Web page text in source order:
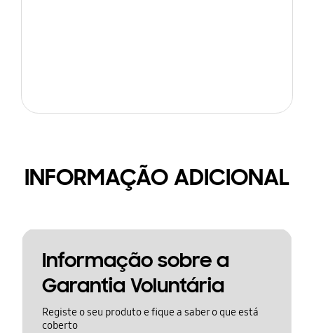
INFORMAÇÃO ADICIONAL
Informação sobre a
Garantia Voluntária
Registe o seu produto e fique a saber o que está
coberto